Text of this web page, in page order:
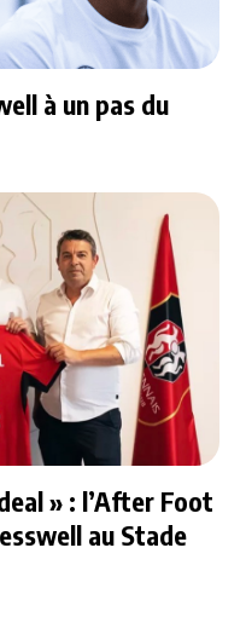
à un pas du
» : l’After Foot
au Stade